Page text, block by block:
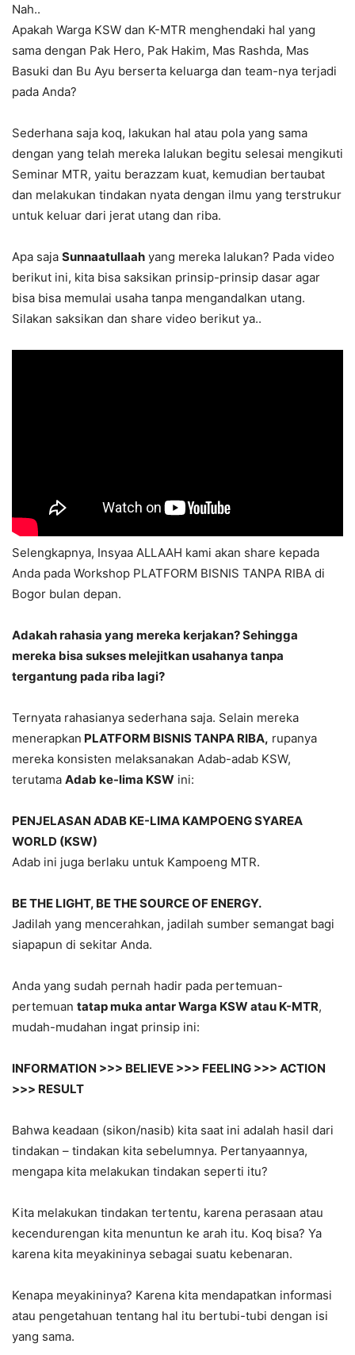
Nah..
Apakah Warga KSW dan K-MTR menghendaki hal yang
sama dengan Pak Hero, Pak Hakim, Mas Rashda, Mas
Basuki dan Bu Ayu berserta keluarga dan team-nya terjadi
pada Anda?
Sederhana saja koq, lakukan hal atau pola yang sama
dengan yang telah mereka lalukan begitu selesai mengikuti
Seminar MTR, yaitu berazzam kuat, kemudian bertaubat
dan melakukan tindakan nyata dengan ilmu yang terstrukur
untuk keluar dari jerat utang dan riba.
Apa saja Sunnaatullaah yang mereka lalukan? Pada video
berikut ini, kita bisa saksikan prinsip-prinsip dasar agar
bisa bisa memulai usaha tanpa mengandalkan utang.
Silakan saksikan dan share video berikut ya..
Selengkapnya, Insyaa ALLAAH kami akan share kepada
Anda pada Workshop PLATFORM BISNIS TANPA RIBA di
Bogor bulan depan.
Adakah rahasia yang mereka kerjakan? Sehingga
mereka bisa sukses melejitkan usahanya tanpa
tergantung pada riba lagi?
Ternyata rahasianya sederhana saja. Selain mereka
menerapkan PLATFORM BISNIS TANPA RIBA, rupanya
mereka konsisten melaksanakan Adab-adab KSW,
terutama Adab ke-lima KSW ini:
PENJELASAN ADAB KE-LIMA KAMPOENG SYAREA
WORLD (KSW)
Adab ini juga berlaku untuk Kampoeng MTR.
BE THE LIGHT, BE THE SOURCE OF ENERGY.
Jadilah yang mencerahkan, jadilah sumber semangat bagi
siapapun di sekitar Anda.
Anda yang sudah pernah hadir pada pertemuan-
pertemuan tatap muka antar Warga KSW atau K-MTR,
mudah-mudahan ingat prinsip ini:
INFORMATION >>> BELIEVE >>> FEELING >>> ACTION
>>> RESULT
Bahwa keadaan (sikon/nasib) kita saat ini adalah hasil dari
tindakan – tindakan kita sebelumnya. Pertanyaannya,
mengapa kita melakukan tindakan seperti itu?
Kita melakukan tindakan tertentu, karena perasaan atau
kecendurengan kita menuntun ke arah itu. Koq bisa? Ya
karena kita meyakininya sebagai suatu kebenaran.
Kenapa meyakininya? Karena kita mendapatkan informasi
atau pengetahuan tentang hal itu bertubi-tubi dengan isi
yang sama.